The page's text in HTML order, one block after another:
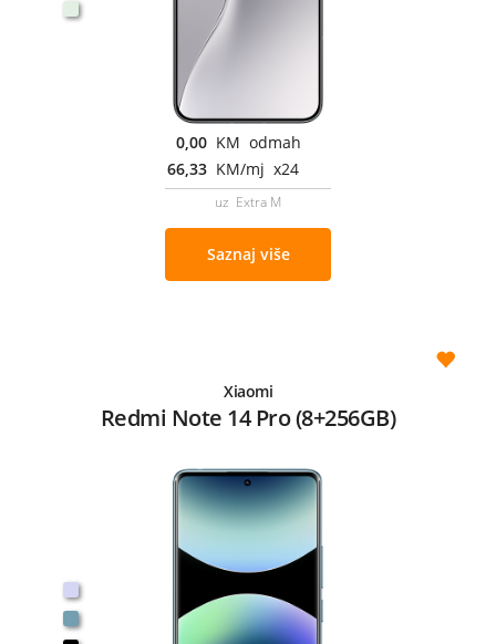
0,00 KM odmah
66,33 KM/mj x24
uz Extra M
Saznaj više
Xiaomi
Redmi Note 14 Pro (8+256GB)